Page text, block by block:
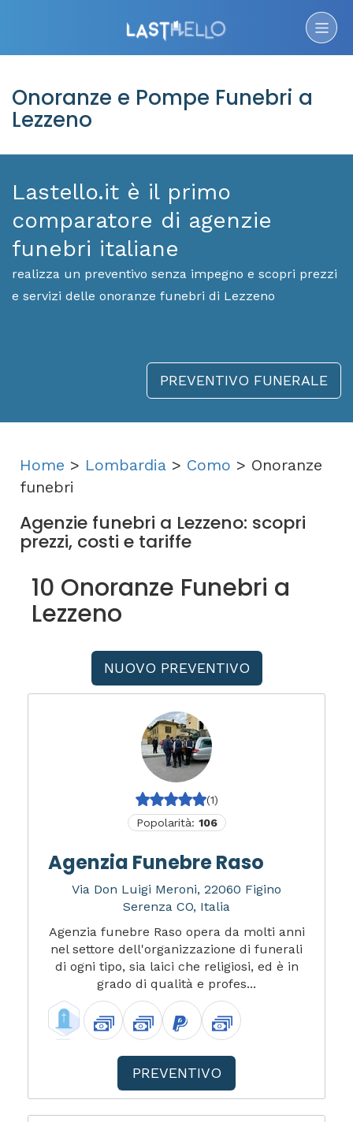
Onoranze e Pompe Funebri a
Lezzeno
Lastello.it è il primo
comparatore di agenzie
funebri italiane
realizza un preventivo senza impegno e scopri prezzi
e servizi delle onoranze funebri di Lezzeno
PREVENTIVO FUNERALE
Home > Lombardia > Como > Onoranze
funebri
Agenzie funebri a Lezzeno: scopri
prezzi, costi e tariffe
10 Onoranze Funebri a
Lezzeno
NUOVO PREVENTIVO
(1)
Popolarità: 106
Agenzia Funebre Raso
Via Don Luigi Meroni, 22060 Figino
Serenza CO, Italia
Agenzia funebre Raso opera da molti anni
nel settore dell'organizzazione di funerali
di ogni tipo, sia laici che religiosi, ed è in
grado di qualità e profes...
PREVENTIVO